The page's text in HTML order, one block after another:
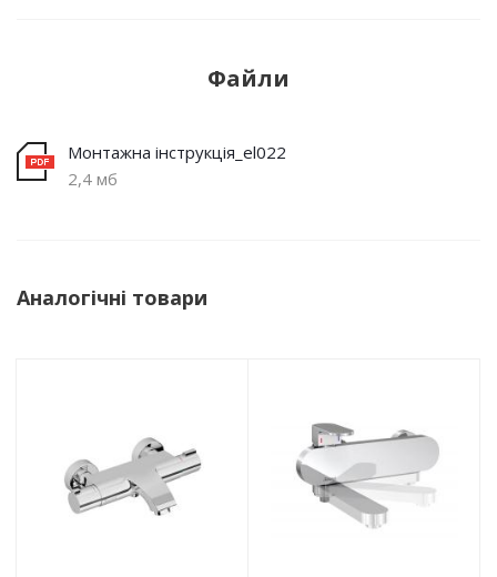
Файли
Монтажна інструкція_el022
2,4 мб
Аналогічні товари